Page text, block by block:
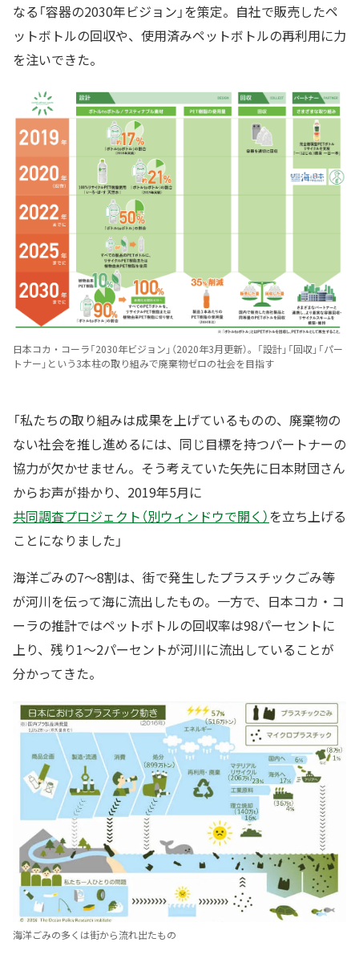
なる「容器の2030年ビジョン」を策定。自社で販売したペ
ットボトルの回収や、使用済みペットボトルの再利用に力
を注いできた。
日本コカ・コーラ「2030年ビジョン」（2020年3月更新）。「設計」「回収」「パー
トナー」という3本柱の取り組みで廃棄物ゼロの社会を目指す
「私たちの取り組みは成果を上げているものの、廃棄物の
ない社会を推し進めるには、同じ目標を持つパートナーの
協力が欠かせません。そう考えていた矢先に日本財団さん
からお声が掛かり、2019年5月に
共同調査プロジェクト（別ウィンドウで開く）を立ち上げる
ことになりました」
海洋ごみの7〜8割は、街で発生したプラスチックごみ等
が河川を伝って海に流出したもの。一方で、日本コカ・コ
ーラの推計ではペットボトルの回収率は98パーセントに
上り、残り1〜2パーセントが河川に流出していることが
分かってきた。
海洋ごみの多くは街から流れ出たもの